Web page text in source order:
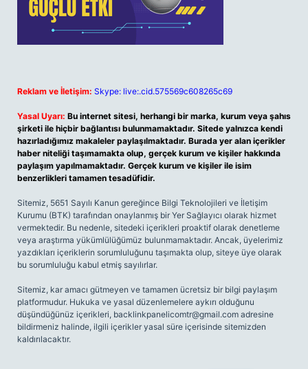
Reklam ve İletişim: Skype: live:.cid.575569c608265c69
Yasal Uyarı: Bu internet sitesi, herhangi bir marka, kurum veya şahıs
şirketi ile hiçbir bağlantısı bulunmamaktadır. Sitede yalnızca kendi
hazırladığımız makaleler paylaşılmaktadır. Burada yer alan içerikler
haber niteliği taşımamakta olup, gerçek kurum ve kişiler hakkında
paylaşım yapılmamaktadır. Gerçek kurum ve kişiler ile isim
benzerlikleri tamamen tesadüfidir.
Sitemiz, 5651 Sayılı Kanun gereğince Bilgi Teknolojileri ve İletişim
Kurumu (BTK) tarafından onaylanmış bir Yer Sağlayıcı olarak hizmet
vermektedir. Bu nedenle, sitedeki içerikleri proaktif olarak denetleme
veya araştırma yükümlülüğümüz bulunmamaktadır. Ancak, üyelerimiz
yazdıkları içeriklerin sorumluluğunu taşımakta olup, siteye üye olarak
bu sorumluluğu kabul etmiş sayılırlar.
Sitemiz, kar amacı gütmeyen ve tamamen ücretsiz bir bilgi paylaşım
platformudur. Hukuka ve yasal düzenlemelere aykırı olduğunu
düşündüğünüz içerikleri, backlinkpanelicomtr@gmail.com adresine
bildirmeniz halinde, ilgili içerikler yasal süre içerisinde sitemizden
kaldırılacaktır.